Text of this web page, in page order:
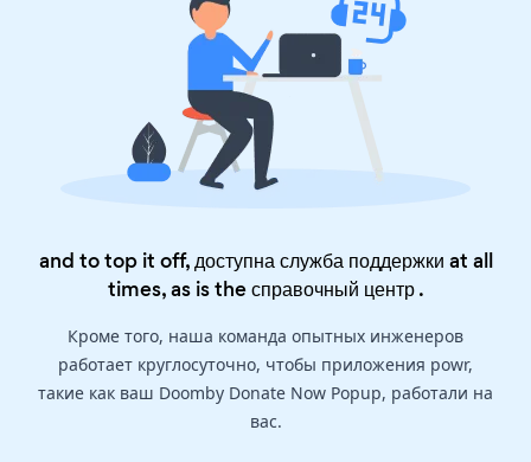
and to top it off, доступна служба поддержки at all
times, as is theсправочный центр.
Кроме того, наша команда опытных инженеров
работает круглосуточно, чтобы приложения powr,
такие как ваш Doomby Donate Now Popup, работали на
вас.